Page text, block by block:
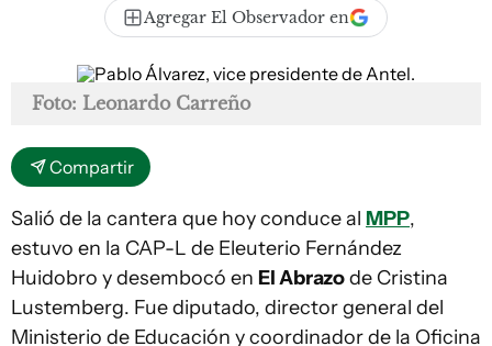
Agregar El Observador en
Foto: Leonardo Carreño
Compartir
Salió de la cantera que hoy conduce al MPP,
estuvo en la CAP-L de Eleuterio Fernández
Huidobro y desembocó en El Abrazode Cristina
Lustemberg. Fue diputado, director general del
Ministerio de Educación y coordinador de la Oficina